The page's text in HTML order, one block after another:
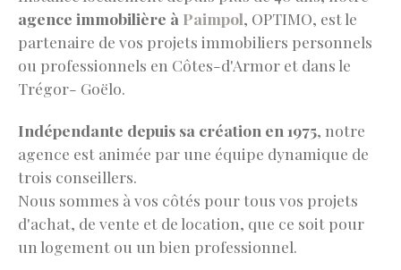
agence immobilière à Paimpol, OPTIMO, est le
partenaire de vos projets immobiliers personnels
ou professionnels en Côtes-d'Armor et dans le
Trégor- Goëlo.
Indépendante depuis sa création en 1975, notre
agence est animée par une équipe dynamique de
trois conseillers.
Nous sommes à vos côtés pour tous vos projets
d'achat, de vente et de location, que ce soit pour
un logement ou un bien professionnel.